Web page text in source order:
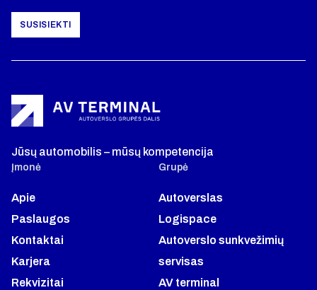
SUSISIEKTI
Jūsų automobilis – mūsų kompetencija
Įmonė
Apie
Paslaugos
Kontaktai
Karjera
Rekvizitai
Grupė
Autoverslas
Logispace
Autoverslo sunkvežimių
servisas
AV terminal